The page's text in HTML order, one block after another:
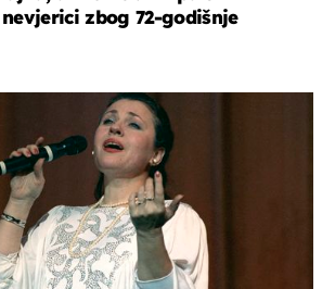
zbog 72-godišnje